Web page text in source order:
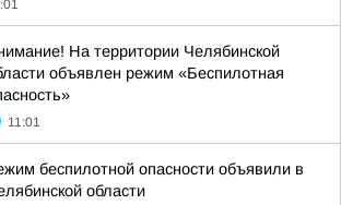
На территории Челябинской
объявлен режим «Беспилотная
11:01
беспилотной опасности объявили в
области